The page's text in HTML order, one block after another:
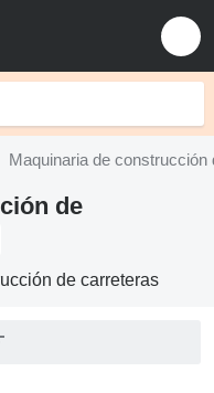
Maquinaria de construcción
de
de carreteras